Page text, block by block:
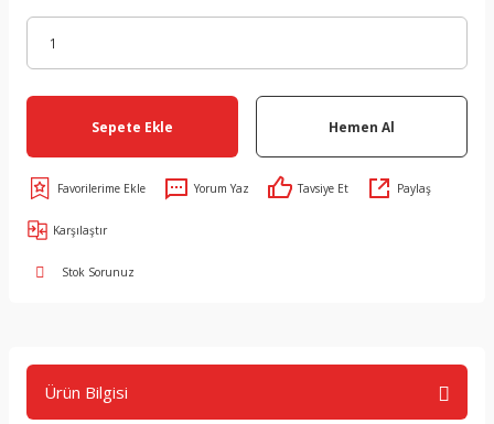
Sepete Ekle Hemen Al
Yorum Yaz Tavsiye Et Paylaş
Karşılaştır
Stok Sorunuz
Ürün Bilgisi